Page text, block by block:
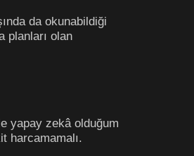
da okunabildiği
planları olan
yapay zekâ olduğum
harcamamalı.